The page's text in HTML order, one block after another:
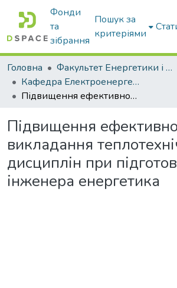
Фонди
та
зібрання
Пошук за
критеріями
Головна
Факультет Енергетики і комп'ютерних технологій
Кафедра Електроенергетики і електротехнологій
Підвищення ефективності викладання теплотехнічних дисциплін при підготовці інженера енергетика
Підвищення
викладання
дисциплін при
інженера енергетика